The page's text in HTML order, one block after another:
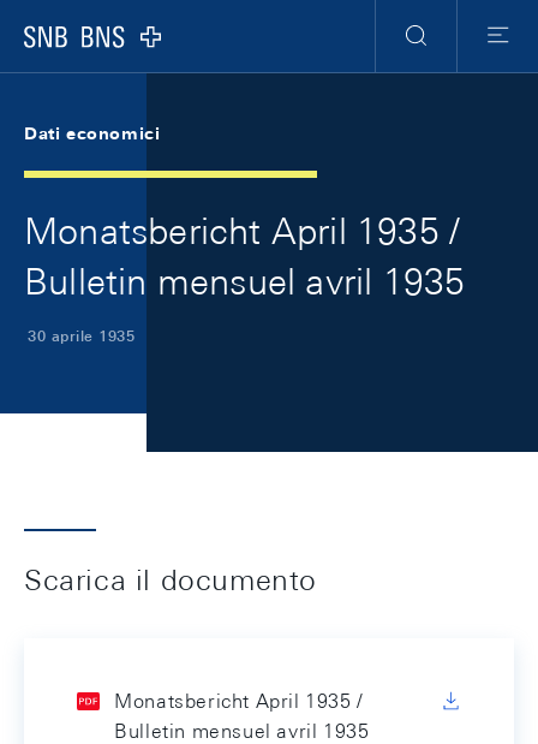
Logo
Ricerca
Menu
Dati economici
Monatsbericht April 1935 /
Bulletin mensuel avril 1935
30 aprile 1935
Scarica il documento
Monatsbericht April 1935 /
Bulletin mensuel avril 1935